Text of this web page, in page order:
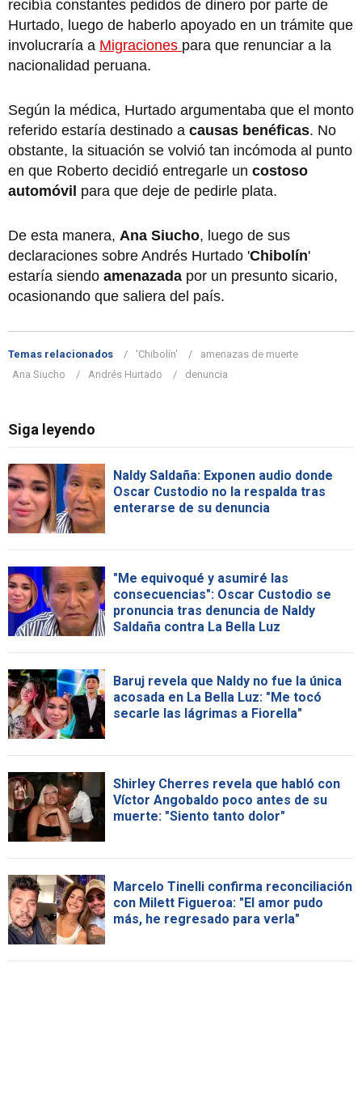
recibía constantes pedidos de dinero por parte de
Hurtado, luego de haberlo apoyado en un trámite que
involucraría a Migraciones para que renunciar a la
nacionalidad peruana.
Según la médica, Hurtado argumentaba que el monto
referido estaría destinado a causas benéficas. No
obstante, la situación se volvió tan incómoda al punto
en que Roberto decidió entregarle un costoso
automóvil para que deje de pedirle plata.
De esta manera, Ana Siucho, luego de sus
declaraciones sobre Andrés Hurtado 'Chibolín'
estaría siendo amenazada por un presunto sicario,
ocasionando que saliera del país.
Temas relacionados 'Chibolín'
amenazas de muerte
Ana Siucho
Andrés Hurtado denuncia
Siga leyendo
Naldy Saldaña: Exponen audio donde
Oscar Custodio no la respalda tras
enterarse de su denuncia
"Me equivoqué y asumiré las
consecuencias": Oscar Custodio se
pronuncia tras denuncia de Naldy
Saldaña contra La Bella Luz
Baruj revela que Naldy no fue la única
acosada en La Bella Luz: "Me tocó
secarle las lágrimas a Fiorella"
Shirley Cherres revela que habló con
Víctor Angobaldo poco antes de su
muerte: "Siento tanto dolor"
Marcelo Tinelli confirma reconciliación
con Milett Figueroa: "El amor pudo
más, he regresado para verla"